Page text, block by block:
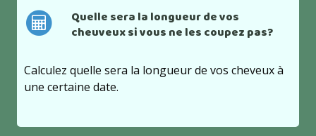
Quelle sera la longueur de vos
cheuveux si vous ne les coupez pas?
Calculez quelle sera la longueur de vos cheveux à
une certaine date.